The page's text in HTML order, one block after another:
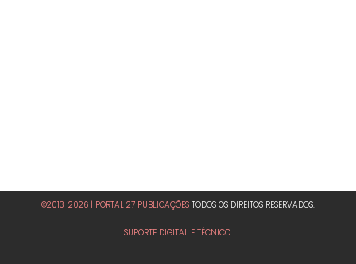
©2013-2026 | PORTAL 27 PUBLICAÇÕES TODOS OS DIREITOS RESERVADOS.
SUPORTE DIGITAL E TÉCNICO: